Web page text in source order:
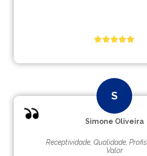
Simone Oliveira
Receptividade, Qualidade,
Valor